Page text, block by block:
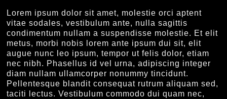
Lorem ipsum dolor sit amet, molestie orci aptent
vitae sodales, vestibulum ante, nulla sagittis
condimentum nullam a suspendisse molestie. Et elit
metus, morbi nobis lorem ante ipsum dui sit, elit
augue nunc leo ipsum, tempor ut felis dolor, etiam
nec nibh. Phasellus id vel urna, adipiscing integer
diam nullam ullamcorper nonummy tincidunt.
Pellentesque blandit consequat rutrum aliquam sed,
taciti lectus. Vestibulum commodo dui quam nec,